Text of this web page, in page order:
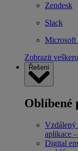
Zendesk
Slack
Microsoft
Zobrazit
Řešení
Oblíbené
Vzdálený
aplikace
Digital